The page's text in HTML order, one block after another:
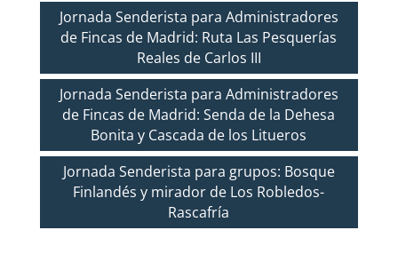
Jornada Senderista para Administradores
de Fincas de Madrid: Ruta Las Pesquerías
Reales de Carlos III
Jornada Senderista para Administradores
de Fincas de Madrid: Senda de la Dehesa
Bonita y Cascada de los Litueros
Jornada Senderista para grupos: Bosque
Finlandés y mirador de Los Robledos-
Rascafría